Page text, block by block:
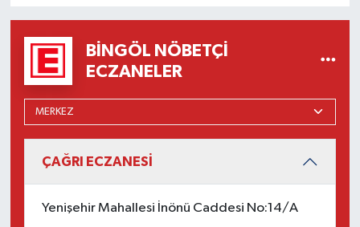
BINGÖL NÖBETÇI
ECZANELER
ÇAĞRI ECZANESİ
Yenişehir Mahallesi İnönü Caddesi No:14/A